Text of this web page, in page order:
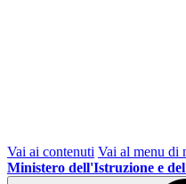
Vai ai contenuti Vai al menu di
Ministero dell'Istruzione e